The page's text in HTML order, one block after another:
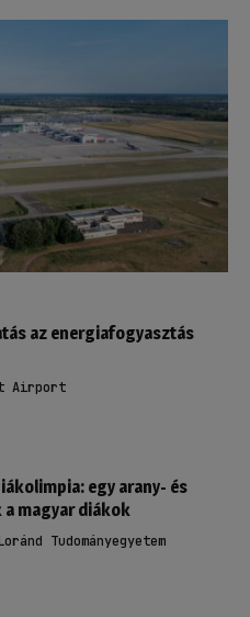
az energiafogyasztás
Airport
egy arany- és
magyar diákok
Tudományegyetem